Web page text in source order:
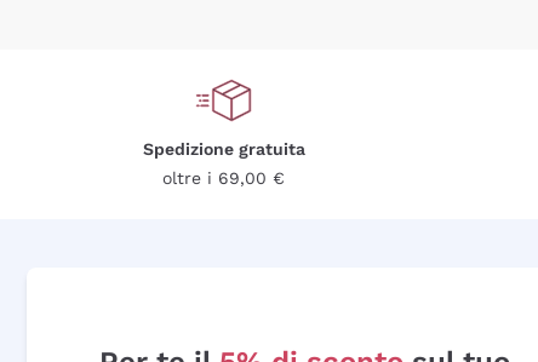
Spedizione gratuita
oltre i 69,00 €